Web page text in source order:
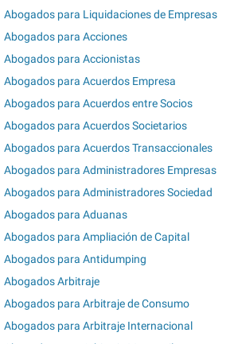
Abogados para Liquidaciones de Empresas
Abogados para Acciones
Abogados para Accionistas
Abogados para Acuerdos Empresa
Abogados para Acuerdos entre Socios
Abogados para Acuerdos Societarios
Abogados para Acuerdos Transaccionales
Abogados para Administradores Empresas
Abogados para Administradores Sociedad
Abogados para Aduanas
Abogados para Ampliación de Capital
Abogados para Antidumping
Abogados Arbitraje
Abogados para Arbitraje de Consumo
Abogados para Arbitraje Internacional